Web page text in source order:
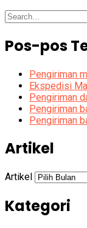
Pos-pos
Pengiriman
Ekspedisi
Pengiriman
Pengiriman
Pengiriman
Artikel
Artikel
Kategori